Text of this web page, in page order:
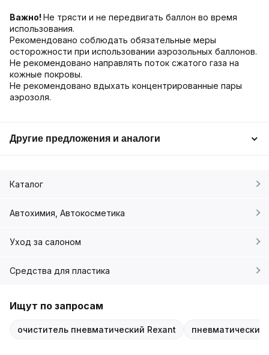
Важно! Не трясти и не передвигать баллон во время
использования.
Рекомендовано соблюдать обязательные меры
осторожности при использовании аэрозольных баллонов.
Не рекомендовано направлять поток сжатого газа на
кожные покровы.
Не рекомендовано вдыхать концентрированные пары
аэрозоля.
Другие предложения и аналоги
Каталог
Автохимия, Автокосметика
Уход за салоном
Средства для пластика
Ищут по запросам
очиститель пневматический Rexant